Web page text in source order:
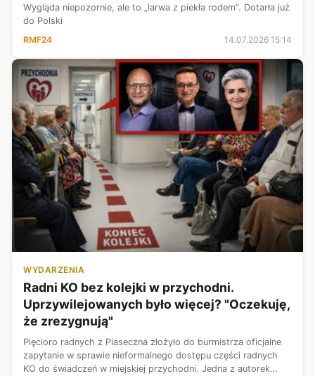
Wygląda niepozornie, ale to „larwa z piekła rodem”. Dotarła już
do Polski
RMF24
14.07.2026 15:14
WYDARZENIA
Radni KO bez kolejki w przychodni.
Uprzywilejowanych było więcej? "Oczekuję,
że zrezygnują"
Pięcioro radnych z Piaseczna złożyło do burmistrza oficjalne
zapytanie w sprawie nieformalnego dostępu części radnych
KO do świadczeń w miejskiej przychodni. Jedna z autorek